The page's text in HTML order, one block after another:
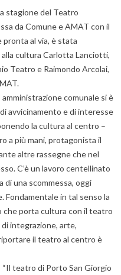
stagione del Teatro
da Comune e AMAT con il
al via, è stata
cultura Carlotta Lanciotti,
Teatro e Raimondo Arcolai,
comunale si è
avvicinamento e di interesse
la cultura al centro –
a più mani, protagonista il
altre rassegne che nel
C’è un lavoro centellinato
di una scommessa, oggi
in tal senso la
che porta cultura con il teatro
integrazione, arte,
il teatro al centro è
“Il teatro di Porto San Giorgio